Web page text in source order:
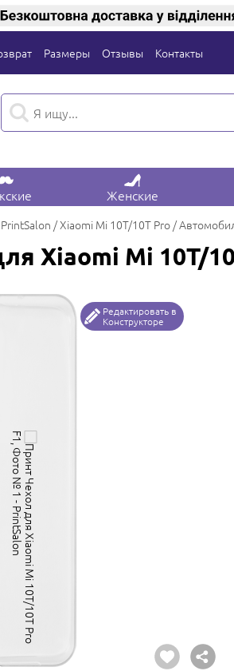
Размеры Отзывы Контакты
Женские
PrintSalon Xiaomi Mi 10T/10T Pro
Xiaomi Mi 10T/
Редактировать в
Конструкторе